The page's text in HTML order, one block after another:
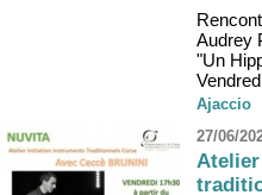
Audrey
"Un
Ajaccio
27/06/